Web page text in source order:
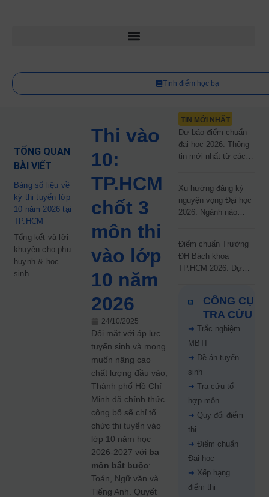
Tính điểm học bạ
TỔNG QUAN
BÀI VIẾT
Bảng số liệu về
kỳ thi tuyển lớp
10 năm 2026 tại
TP.HCM
Tổng kết và lời
khuyên cho phụ
huynh & học
sinh
Thi vào
10:
TP.HCM
chốt 3
môn thi
vào lớp
10 năm
2026
24/10/2025
Đối mặt với áp lực
tuyển sinh và mong
muốn nâng cao
chất lượng đầu vào,
Thành phố Hồ Chí
Minh đã chính thức
công bố sẽ chỉ tổ
chức thi tuyển vào
lớp 10 năm học
2026-2027 với ba
môn bắt buộc:
Toán, Ngữ văn và
Tiếng Anh. Quyết
TIN MỚI NHẤT
Dự báo điểm chuẩn
đại học 2026: Thông
tin mới nhất từ các
Xu hướng đăng ký
nguyện vọng Đại học
2026: Ngành nào
Điểm chuẩn Trường
ĐH Bách khoa
TP.HCM 2026: Dự
67%
CÔNG CỤ
TRA CỨU
➜ Trắc nghiệm
MBTI
➜ Đề án tuyển
sinh
➜ Tra cứu tổ
hợp môn
➜ Quy đổi điểm
thi
➜ Điểm chuẩn
Đại học
➜ Xếp hạng
điểm thi